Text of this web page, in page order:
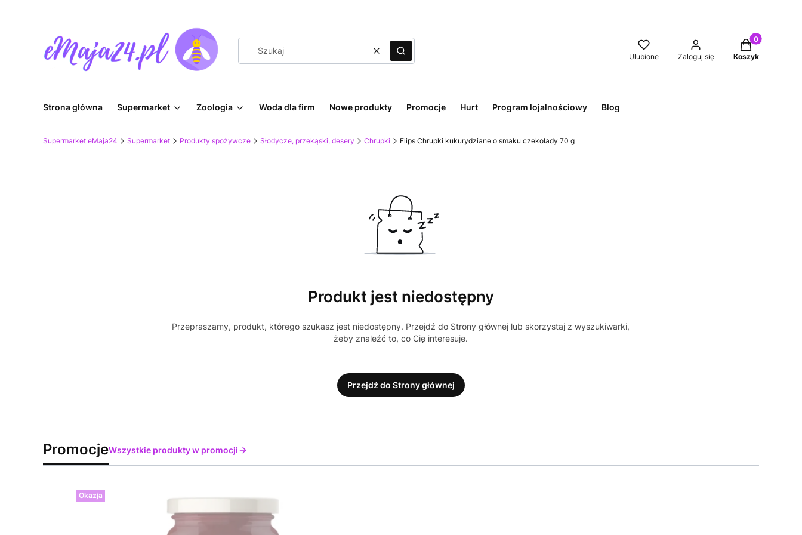
WyczyśćSzukaj Ulubione Zaloguj się
Produkty w
Koszyk
Strona główna Supermarket Zoologia Woda dla firm Nowe produkty Promocje Hurt Program lojalnościowy Blog
Supermarket eMaja24 Supermarket Produkty spożywcze Słodycze, przekąski, desery Chrupki Flips Chrupki kukurydziane o smaku czekolady 70 g
Produkt jest niedostępny
Przepraszamy, produkt, którego szukasz jest niedostępny. Przejdź do Strony głównej lub skorzystaj z wyszukiwarki,
żeby znaleźć to, co Cię interesuje.
Przejdź do Strony głównej
PromocjeWszystkie produkty w promocji
Okazja